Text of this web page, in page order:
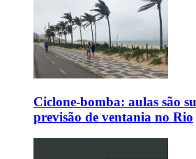
Ciclone-bomba: aulas são
previsão de ventania no Rio